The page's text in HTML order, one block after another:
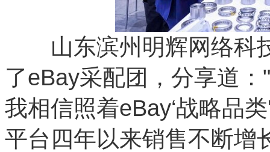
山东滨州明辉网络科
了eBay采配团，分享道
我相信照着eBay‘战略品
平台四年以来销售不断增